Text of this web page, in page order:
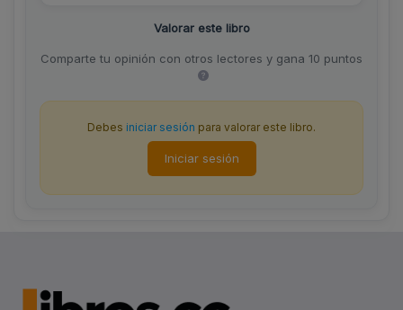
Valorar este libro
Comparte tu opinión con otros lectores y gana 10 puntos
Debes iniciar sesión para valorar este libro.
Iniciar sesión